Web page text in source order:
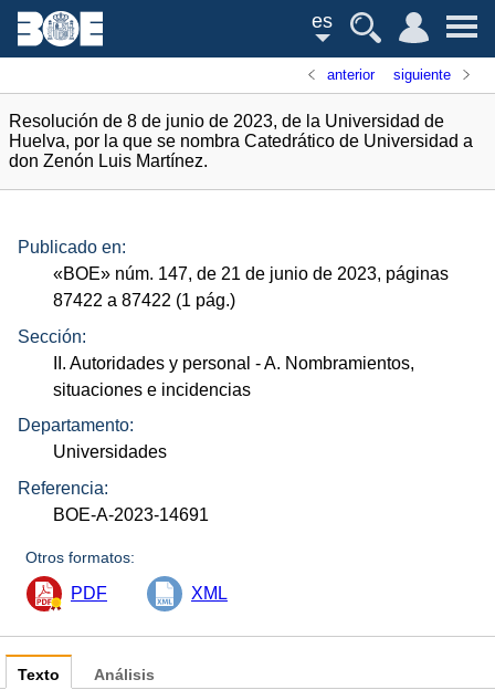
es
anterior siguiente
Resolución de 8 de junio de 2023, de la Universidad de
Huelva, por la que se nombra Catedrático de Universidad a
don Zenón Luis Martínez.
Publicado en:
«BOE» núm. 147, de 21 de junio de 2023, páginas
87422 a 87422 (1 pág.)
Sección:
II. Autoridades y personal - A. Nombramientos,
situaciones e incidencias
Departamento:
Universidades
Referencia:
BOE-A-2023-14691
Otros formatos:
PDF XML
Texto Análisis